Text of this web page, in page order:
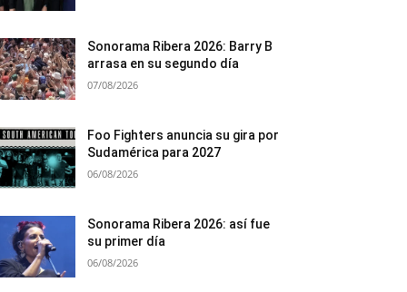
Sonorama Ribera 2026: Barry B
arrasa en su segundo día
07/08/2026
Foo Fighters anuncia su gira por
Sudamérica para 2027
06/08/2026
Sonorama Ribera 2026: así fue
su primer día
06/08/2026